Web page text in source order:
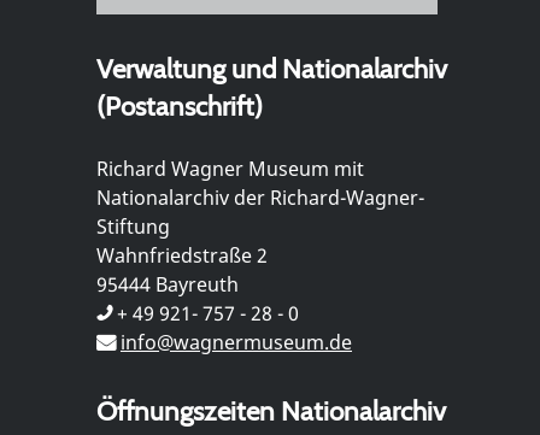
Verwaltung und Nationalarchiv
(Postanschrift)
Richard Wagner Museum mit
Nationalarchiv der Richard-Wagner-
Stiftung
Wahnfriedstraße 2
95444 Bayreuth
+ 49 921- 757 - 28 - 0
info@wagnermuseum.de
Öffnungszeiten Nationalarchiv